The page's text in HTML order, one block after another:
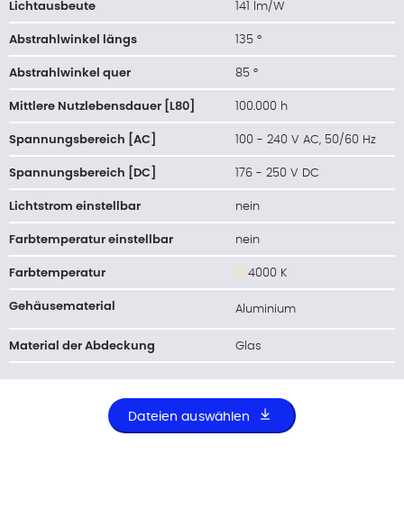
Lichtausbeute 141 lm/W
Abstrahlwinkel längs 135 °
Abstrahlwinkel quer 85 °
Mittlere Nutzlebensdauer [L80] 100.000 h
Spannungsbereich [AC] 100 - 240 V AC, 50/60 Hz
Spannungsbereich [DC] 176 - 250 V DC
Lichtstrom einstellbar nein
Farbtemperatur einstellbar nein
Farbtemperatur 4000 K
Gehäusematerial Aluminium
Material der Abdeckung Glas
Dateien auswählen